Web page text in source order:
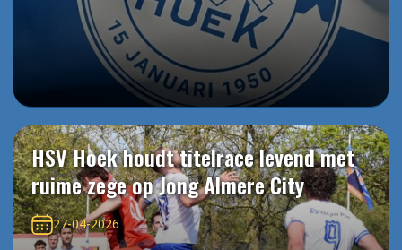
HSV Hoek houdt titelrace levend met
ruime zege op Jong Almere City
27-04-2026